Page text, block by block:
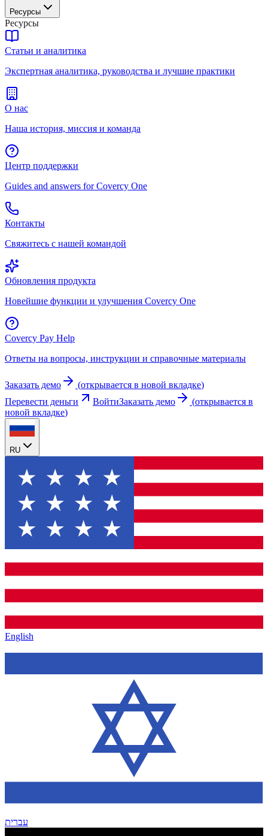
Ресурсы
Ресурсы
Статьи и аналитика
Экспертная аналитика, руководства и лучшие практики
О нас
Наша история, миссия и команда
Центр поддержки
Guides and answers for Covercy One
Контакты
Свяжитесь с нашей командой
Обновления продукта
Новейшие функции и улучшения Covercy One
Covercy Pay Help
Ответы на вопросы, инструкции и справочные материалы
Заказать демо (открывается в новой вкладке)
Перевести деньги
ВойтиЗаказать демо (открывается в
новой вкладке)
RU
English
עברית